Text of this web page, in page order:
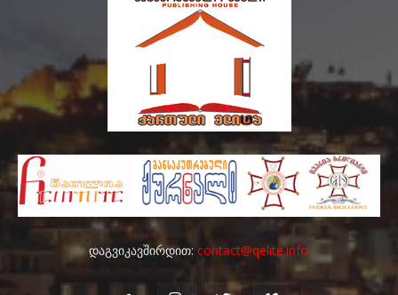
დაგვიკავშირდით:contact@qelite.info